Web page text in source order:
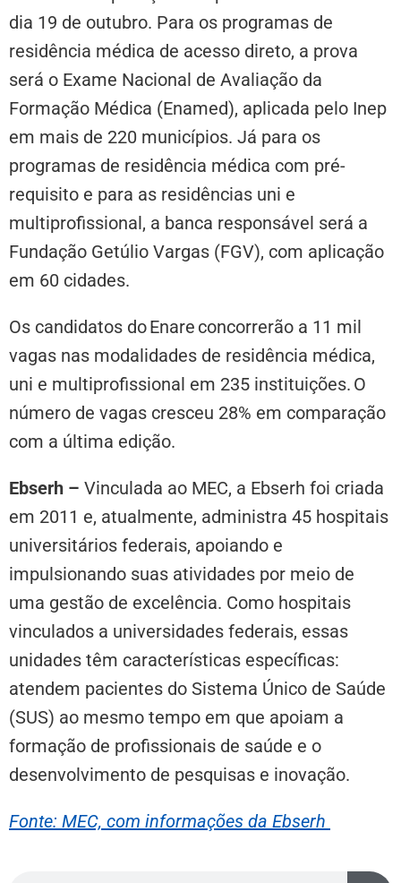
dia 19 de outubro. Para os programas de
residência médica de acesso direto, a prova
será o Exame Nacional de Avaliação da
Formação Médica (Enamed), aplicada pelo Inep
em mais de 220 municípios. Já para os
programas de residência médica com pré-
requisito e para as residências uni e
multiprofissional, a banca responsável será a
Fundação Getúlio Vargas (FGV), com aplicação
em 60 cidades.
Os candidatos do Enare concorrerão a 11 mil
vagas nas modalidades de residência médica,
uni e multiprofissional em 235 instituições. O
número de vagas cresceu 28% em comparação
com a última edição.
Ebserh – Vinculada ao MEC, a Ebserh foi criada
em 2011 e, atualmente, administra 45 hospitais
universitários federais, apoiando e
impulsionando suas atividades por meio de
uma gestão de excelência. Como hospitais
vinculados a universidades federais, essas
unidades têm características específicas:
atendem pacientes do Sistema Único de Saúde
(SUS) ao mesmo tempo em que apoiam a
formação de profissionais de saúde e o
desenvolvimento de pesquisas e inovação.
Fonte: MEC, com informações da Ebserh